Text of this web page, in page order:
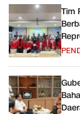
Tim